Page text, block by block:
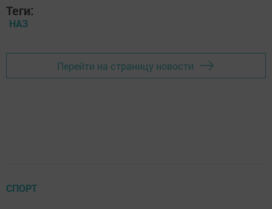
Теги:
НАЗ
Перейти на страницу новости
СПОРТ